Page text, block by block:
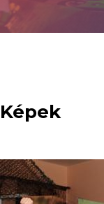
Képek